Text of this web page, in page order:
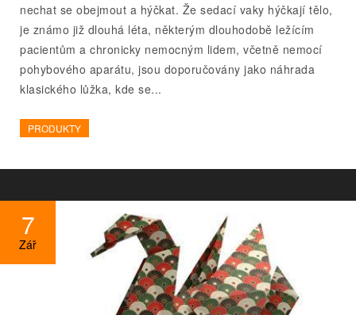
nechat se obejmout a hýčkat. Že sedací vaky hýčkají tělo,
je známo již dlouhá léta, některým dlouhodobě ležícím
pacientům a chronicky nemocným lidem, včetně nemocí
pohybového aparátu, jsou doporučovány jako náhrada
klasického lůžka, kde se...
PRODUKTY
7
Zář